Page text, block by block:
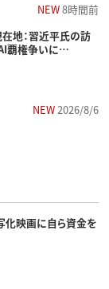
NEW8時間前
在地：習近平氏の訪
覇権争いに…
NEW2026/8/6
化映画に自ら資金を